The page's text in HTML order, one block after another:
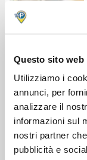
Questo sito
Utilizziamo i
annunci, per
analizzare il
informazioni sul
nostri partner
pubblicità e